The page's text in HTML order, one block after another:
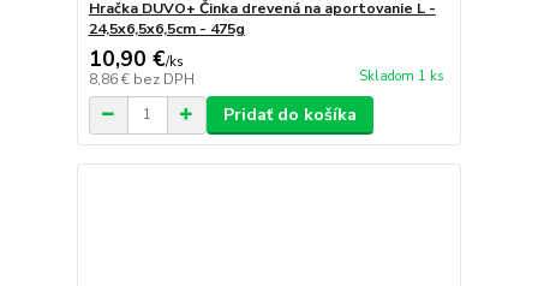
Hračka DUVO+ Činka drevená na aportovanie L -
24,5x6,5x6,5cm - 475g
10,90 €/ks
8,86 € bez DPH Skladom 1 ks
Pridať do košíka